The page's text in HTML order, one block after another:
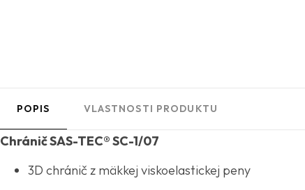
POPIS VLASTNOSTI PRODUKTU
Chránič SAS-TEC® SC-1/07
3D chránič z mäkkej viskoelastickej peny